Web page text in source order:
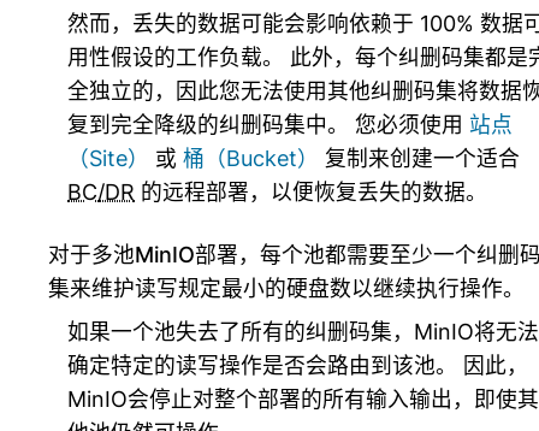
然而，丢失的数据可能会影响依赖于 100% 数据
用性假设的工作负载。 此外，每个纠删码集都是
全独立的，因此您无法使用其他纠删码集将数据
复到完全降级的纠删码集中。 您必须使用 站点
（Site）
或 桶（Bucket）
复制来创建一个适合
BC/DR 的远程部署，以便恢复丢失的数据。
对于多池MinIO部署，每个池都需要至少一个纠删
集来维护读写规定最小的硬盘数以继续执行操作。
如果一个池失去了所有的纠删码集，MinIO将无法
确定特定的读写操作是否会路由到该池。 因此，
MinIO会停止对整个部署的所有输入输出，即使其